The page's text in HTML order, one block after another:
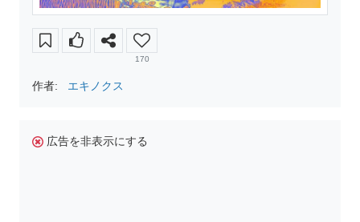
170
作者: エキノクス
広告を非表示にする